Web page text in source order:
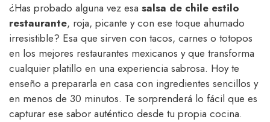
¿Has probado alguna vez esa salsa de chile estilo
restaurante, roja, picante y con ese toque ahumado
irresistible? Esa que sirven con tacos, carnes o totopos
en los mejores restaurantes mexicanos y que transforma
cualquier platillo en una experiencia sabrosa. Hoy te
enseño a prepararla en casa con ingredientes sencillos y
en menos de 30 minutos. Te sorprenderá lo fácil que es
capturar ese sabor auténtico desde tu propia cocina.